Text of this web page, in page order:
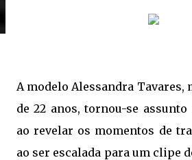
A modelo Alessandra
de 22 anos, tornou-se
ao revelar os momentos de
ao ser escalada para um clipe